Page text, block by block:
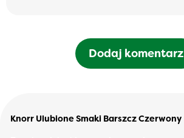
Dodaj komentarz
Knorr Ulubione Smaki Barszcz Czerwony